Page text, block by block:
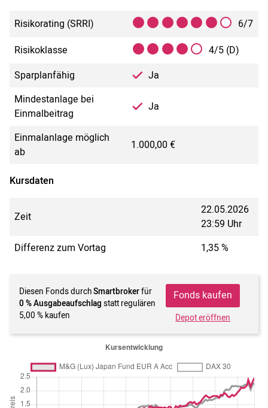
Risikorating (SRRI)
6/7
Risikoklasse
4/5 (D)
Sparplanfähig
Ja
Mindestanlage bei
Einmalbeitrag
Ja
Einmalanlage möglich
ab
1.000,00 €
Kursdaten
Zeit
22.05.2026
23:59 Uhr
Differenz zum Vortag
1,35 %
Diesen Fonds durchSmartbrokerfür
0 % Ausgabeaufschlag statt regulären
5,00 % kaufen
Fonds kaufen
Depot eröffnen